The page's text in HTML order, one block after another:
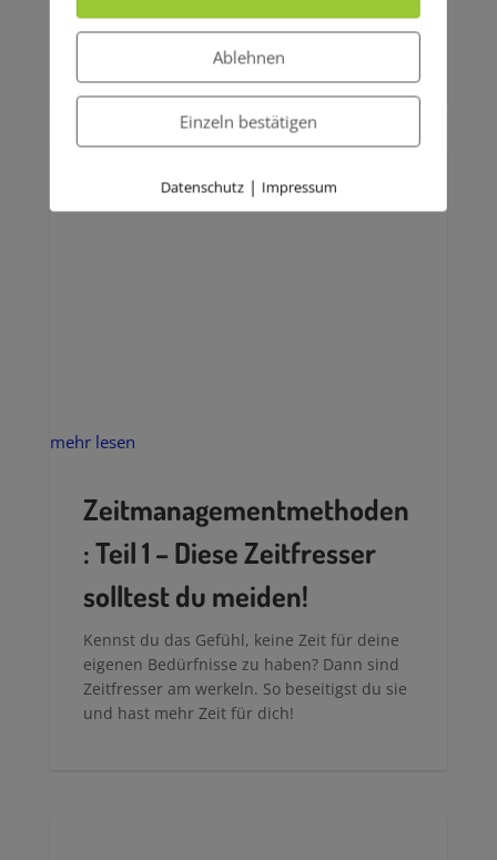
anstrengend und nervig. Seidem ich diese 8
Punkte beachte, finde ich sie richtig
gemütlich und entspannend.
mehr lesen
Zeitmanagementmethoden
solltest du meiden!
Kennst du das Gefühl, keine Zeit für deine
Ablehnen
Einzeln bestätigen
Datenschutz| Impressum